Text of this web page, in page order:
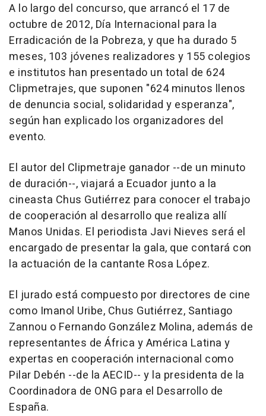
A lo largo del concurso, que arrancó el 17 de
octubre de 2012, Día Internacional para la
Erradicación de la Pobreza, y que ha durado 5
meses, 103 jóvenes realizadores y 155 colegios
e institutos han presentado un total de 624
Clipmetrajes, que suponen "624 minutos llenos
de denuncia social, solidaridad y esperanza",
según han explicado los organizadores del
evento.
El autor del Clipmetraje ganador --de un minuto
de duración--, viajará a Ecuador junto a la
cineasta Chus Gutiérrez para conocer el trabajo
de cooperación al desarrollo que realiza allí
Manos Unidas. El periodista Javi Nieves será el
encargado de presentar la gala, que contará con
la actuación de la cantante Rosa López.
El jurado está compuesto por directores de cine
como Imanol Uribe, Chus Gutiérrez, Santiago
Zannou o Fernando González Molina, además de
representantes de África y América Latina y
expertas en cooperación internacional como
Pilar Debén --de la AECID-- y la presidenta de la
Coordinadora de ONG para el Desarrollo de
España.